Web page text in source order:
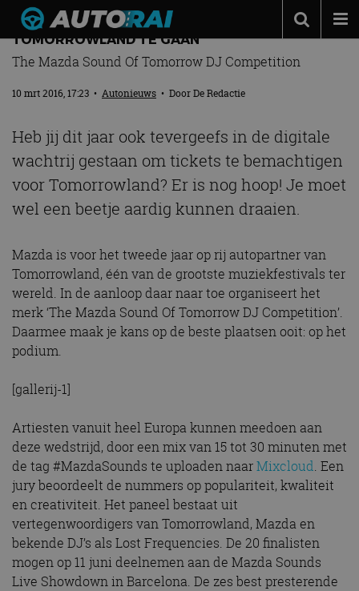
Autonieuws
Automerken
Adverteren
Contact
MAZDA GEEFT JE NOG EEN KANS OM NAAR
TOMORROWLAND TE GAAN
The Mazda Sound Of Tomorrow DJ Competition
10 mrt 2016, 17:23 • Autonieuws • DoorDe Redactie
Heb jij dit jaar ook tevergeefs in de digitale
wachtrij gestaan om tickets te bemachtigen
voor Tomorrowland? Er is nog hoop! Je moet
wel een beetje aardig kunnen draaien.
Mazda is voor het tweede jaar op rij autopartner van
Tomorrowland, één van de grootste muziekfestivals ter
wereld. In de aanloop daar naar toe organiseert het
merk ‘The Mazda Sound Of Tomorrow DJ Competition’.
Daarmee maak je kans op de beste plaatsen ooit: op het
podium.
[gallerij-1]
Artiesten vanuit heel Europa kunnen meedoen aan
deze wedstrijd, door een mix van 15 tot 30 minuten met
de tag #MazdaSounds te uploaden naarMixcloud. Een
jury beoordeelt de nummers op populariteit, kwaliteit
en creativiteit. Het paneel bestaat uit
vertegenwoordigers van Tomorrowland, Mazda en
bekende DJ’s als Lost Frequencies. De 20 finalisten
mogen op 11 juni deelnemen aan de Mazda Sounds
Live Showdown in Barcelona. De zes best presterende